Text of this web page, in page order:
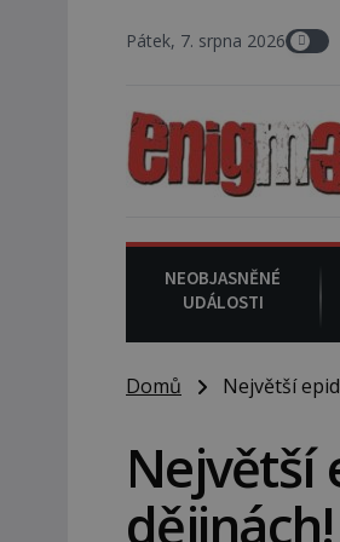
Pátek, 7. srpna 2026
NEOBJASNĚNÉ
UDÁLOSTI
Domů Největší
Největší